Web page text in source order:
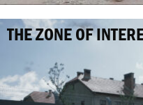
THE ZONE OF